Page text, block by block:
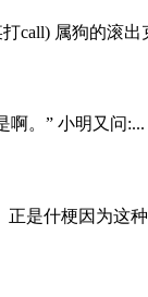
call) 属狗的滚出
啊。” 小明又问:...
是什梗因为这